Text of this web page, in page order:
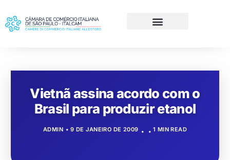
Vietnã assina acordo com o
Brasil para produzir etanol
ADMIN 9 DE JANEIRO DE 2009 1 MIN READ